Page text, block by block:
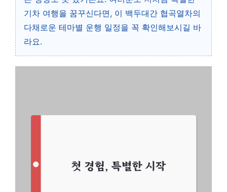
기차 여행을 꿈꾸신다면, 이 백두대간 협곡열차의
다채로운 테마별 운행 일정을 꼭 확인해보시길 바
라요.